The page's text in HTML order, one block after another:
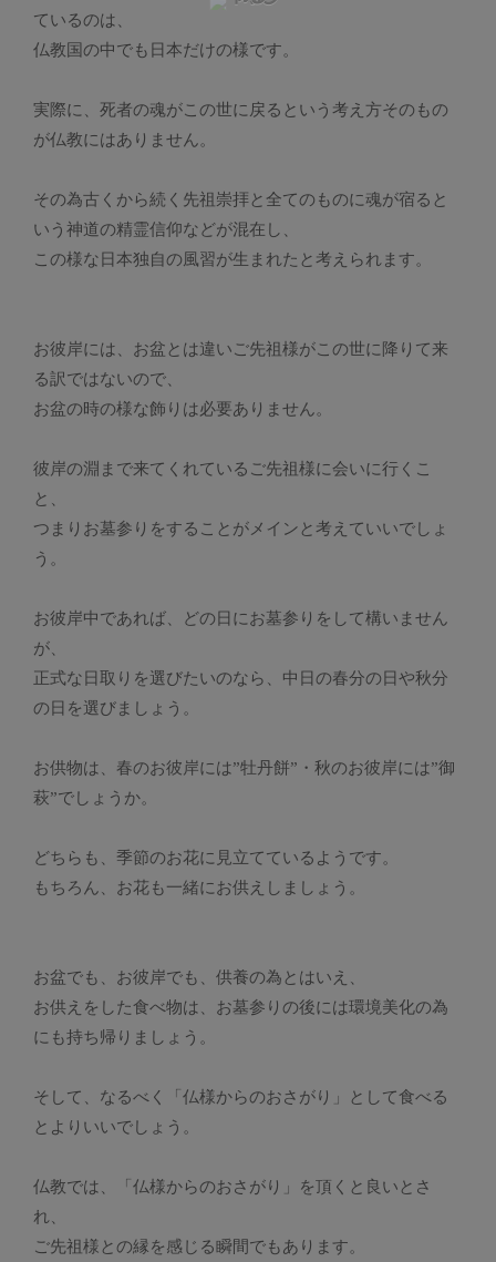
ているのは、
仏教国の中でも日本だけの様です。
実際に、死者の魂がこの世に戻るという考え方そのもの
が仏教にはありません。
その為古くから続く先祖崇拝と全てのものに魂が宿ると
いう神道の精霊信仰などが混在し、
この様な日本独自の風習が生まれたと考えられます。
お彼岸には、お盆とは違いご先祖様がこの世に降りて来
る訳ではないので、
お盆の時の様な飾りは必要ありません。
彼岸の淵まで来てくれているご先祖様に会いに行くこ
と、
つまりお墓参りをすることがメインと考えていいでしょ
う。
お彼岸中であれば、どの日にお墓参りをして構いません
が、
正式な日取りを選びたいのなら、中日の春分の日や秋分
の日を選びましょう。
お供物は、春のお彼岸には”牡丹餅”・秋のお彼岸には”御
萩”でしょうか。
どちらも、季節のお花に見立てているようです。
もちろん、お花も一緒にお供えしましょう。
お盆でも、お彼岸でも、供養の為とはいえ、
お供えをした食べ物は、お墓参りの後には環境美化の為
にも持ち帰りましょう。
そして、なるべく「仏様からのおさがり」として食べる
とよりいいでしょう。
仏教では、「仏様からのおさがり」を頂くと良いとさ
れ、
ご先祖様との縁を感じる瞬間でもあります。